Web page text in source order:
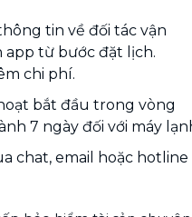
tin về đối tác vận
từ bước đặt lịch.
chi phí.
bắt đầu trong vòng
7 ngày đối với máy
chat, email hoặc hotline